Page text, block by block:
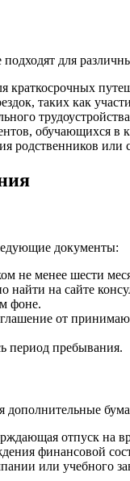
для
краткосрочных
таких как
обучающихся
родственников или
документы:
не менее шести
найти на сайте
фоне.
от
период пребывания.
дополнительные
отпуск на
финансовой
или учебного